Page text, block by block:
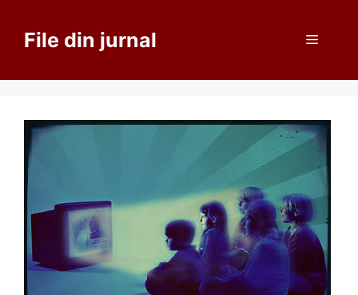
conținutFile din jurnal Meniu